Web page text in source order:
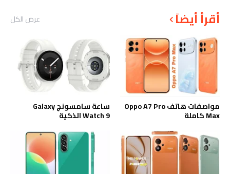
أقرأ أيضاً عرض الكل
مواصفات هاتف Oppo A7 Pro
Max كاملة
ساعة سامسونج Galaxy
Watch 9 الذكية